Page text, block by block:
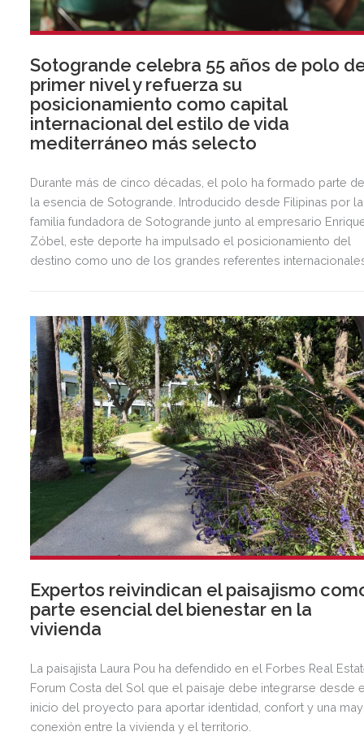
Sotogrande celebra 55 años de polo
primer nivel y refuerza su
posicionamiento como capital
internacional del estilo de vida
mediterráneo más selecto
Durante más de cinco décadas, el polo ha formado parte
la esencia de Sotogrande. Introducido desde Filipinas por la
familia fundadora de Sotogrande junto al empresario
Zóbel, este deporte ha impulsado el posicionamiento del
destino como uno de los grandes referentes
exclusiva agenda social.
Expertos reivindican el paisajismo
parte esencial del bienestar en la
vivienda
La paisajista Laura Pou ha defendido en el Forbes Real
Forum Costa del Sol que el paisaje debe integrarse desde
inicio del proyecto para aportar identidad, confort y una
conexión entre la vivienda y el territorio.